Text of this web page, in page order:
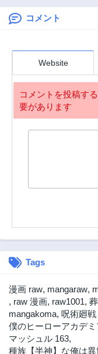
第2話
無双！～魔物や魔
族と話せる能力を
コメント
Website
コメントを投稿す
要があります
Tags
漫画 raw, mangaraw,
, raw 漫画, raw1001,
mangakoma, 呪術廻戦
僕のヒーローアカデ
マッシュル 163,
種族【半神】な俺は